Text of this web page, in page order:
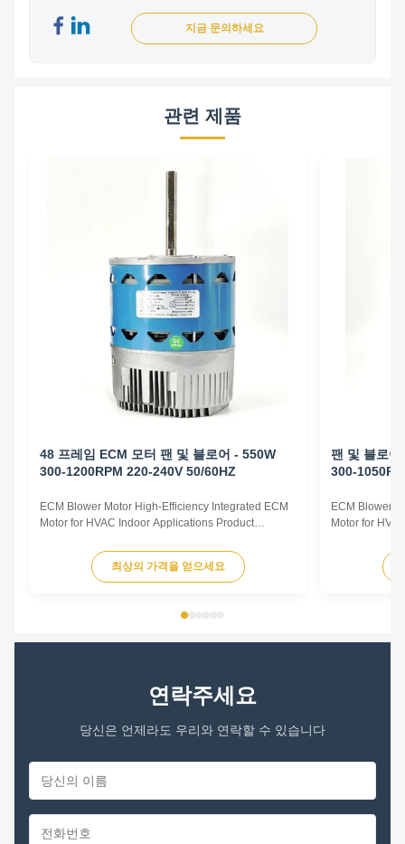
지금 문의하세요
관련 제품
48 프레임 ECM 모터 팬 및 블로어 - 550W
300-1200RPM 220-240V 50/60HZ
ECM Blower Motor High-Efficiency Integrated ECM
Motor for HVAC Indoor Applications Product
efficiency, fully integrated motor solution designed
for indoor HVAC air-moving equipment. By
최상의 가격을 얻으세요
팬 및 블로
300-
ECM Blower
Motor for
efficiency,
for indoor
연락주세요
당신은 언제라도 우리와 연락할 수 있습니다